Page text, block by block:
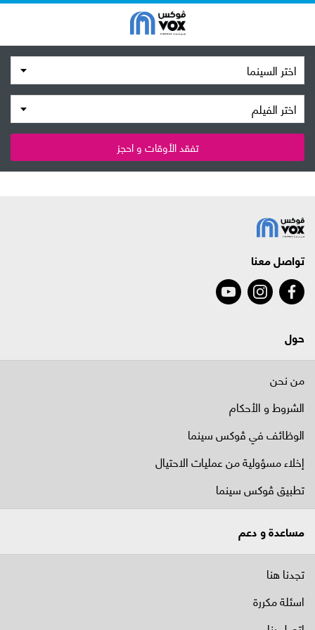
اختر السينما
اختر الفيلم
تفقد الأوقات و احجز
تواصل معنا
حول
من نحن
الشروط و الأحكام
الوظائف في ﭬوكس سينما
إخلاء مسؤولية من عمليات الاحتيال
تطبيق ڤوكس سينما
مساعدة و دعم
تجدنا هنا
اسئلة مكررة